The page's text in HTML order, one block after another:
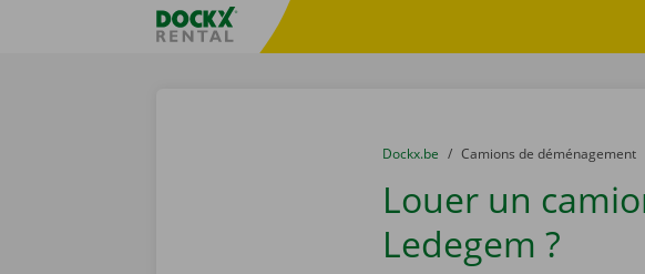
sitename
You are here:
du
Dockx.be to
Camions de déménagement
Louer un
Ledegem ?